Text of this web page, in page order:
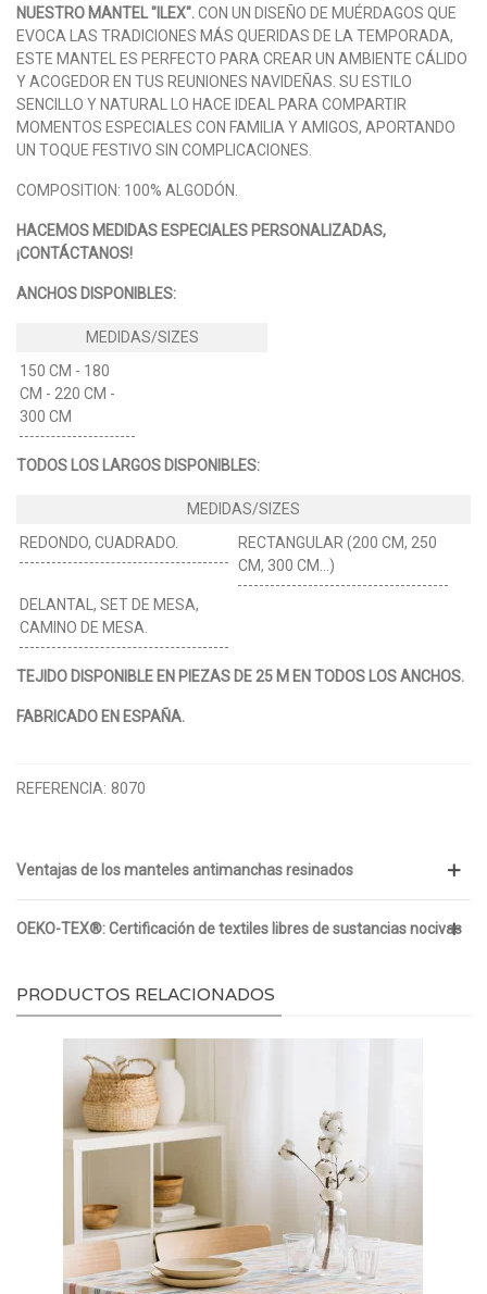
NUESTRO MANTEL "ILEX".CON UN DISEÑO DE MUÉRDAGOS QUE
EVOCA LAS TRADICIONES MÁS QUERIDAS DE LA TEMPORADA,
ESTE MANTEL ES PERFECTO PARA CREAR UN AMBIENTE CÁLIDO
Y ACOGEDOR EN TUS REUNIONES NAVIDEÑAS. SU ESTILO
SENCILLO Y NATURAL LO HACE IDEAL PARA COMPARTIR
MOMENTOS ESPECIALES CON FAMILIA Y AMIGOS, APORTANDO
UN TOQUE FESTIVO SIN COMPLICACIONES.
COMPOSITION: 100% ALGODÓN.
HACEMOS MEDIDAS ESPECIALES PERSONALIZADAS,
¡CONTÁCTANOS!
ANCHOS DISPONIBLES:
150 CM - 180
CM - 220 CM -
300 CM
TODOS LOS LARGOS DISPONIBLES:
REDONDO, CUADRADO.
RECTANGULAR (200 CM, 250
CM, 300 CM…)
DELANTAL, SET DE MESA,
CAMINO DE MESA.
TEJIDO DISPONIBLE EN PIEZAS DE 25 M EN TODOS LOS ANCHOS.
FABRICADO EN ESPAÑA.
REFERENCIA: 8070
Ventajas de los manteles antimanchas resinados
OEKO-TEX®: Certificación de textiles libres de sustancias nocivas
PRODUCTOS RELACIONADOS